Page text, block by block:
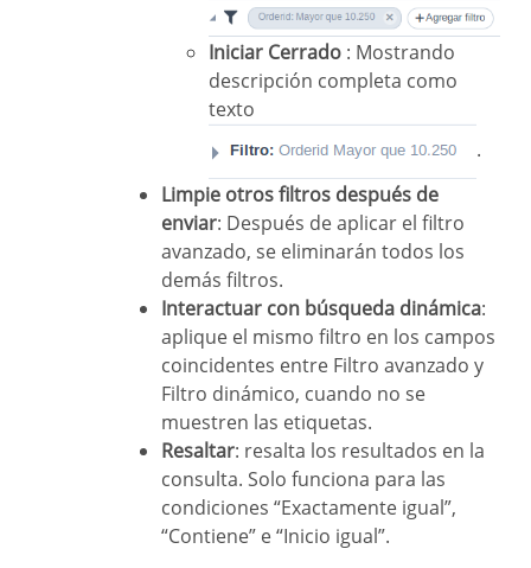
Iniciar Cerrado : Mostrando
descripción completa como
texto
.
Limpie otros filtros después de
enviar: Después de aplicar el filtro
avanzado, se eliminarán todos los
demás filtros.
Interactuar con búsqueda dinámica:
aplique el mismo filtro en los campos
coincidentes entre Filtro avanzado y
Filtro dinámico, cuando no se
muestren las etiquetas.
Resaltar: resalta los resultados en la
consulta. Solo funciona para las
condiciones “Exactamente igual”,
“Contiene” e “Inicio igual”.